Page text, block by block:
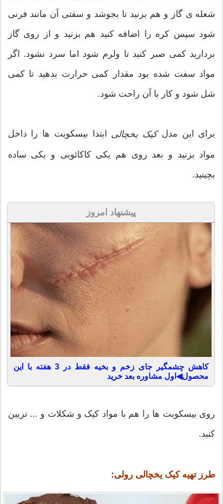
شعله ی گاز و هم بزنید تا بجوشد و سفتی آن مانند فرنی
شود سپس کره را اضافه کنید هم بزنید و از روی گاز
بردارید کمی صبر کنید تا ولرم شود اما سرد نشود. اگر
مواد سفت شده بود مقدار کمی حرارت بدهید تا کمی
شل شود و کار با آن راحت شود.
برای این مدل کیک یخچالی ابتدا بیسکویت ها را داخل
مواد بزنید و بعد روی هم یکی کاکائویی و یکی ساده
بچینید.
پیشنهاد امروز
کاهش چشمگیر جای زخم و بخیه فقط در 3 هفته با این
محصول◀اول مشاوره بعد خرید
روی بیسکویت ها را هم با مواد کیک و شکلات و ... تزیین
کنید.
طرز تهیه کیک یخچالی رولی: